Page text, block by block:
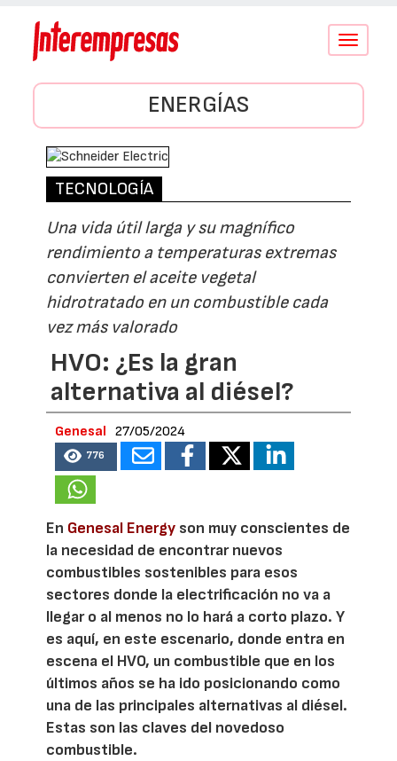
Conmutar
ENERGÍAS
TECNOLOGÍA
Una vida útil larga y su magnífico
rendimiento a temperaturas extremas
convierten el aceite vegetal
hidrotratado en un combustible cada
vez más valorado
HVO: ¿Es la gran
alternativa al diésel?
Genesal 27/05/2024
776
En Genesal Energy son muy conscientes de
la necesidad de encontrar nuevos
combustibles sostenibles para esos
sectores donde la electrificación no va a
llegar o al menos no lo hará a corto plazo. Y
es aquí, en este escenario, donde entra en
escena el HVO, un combustible que en los
últimos años se ha ido posicionando como
una de las principales alternativas al diésel.
Estas son las claves del novedoso
combustible.